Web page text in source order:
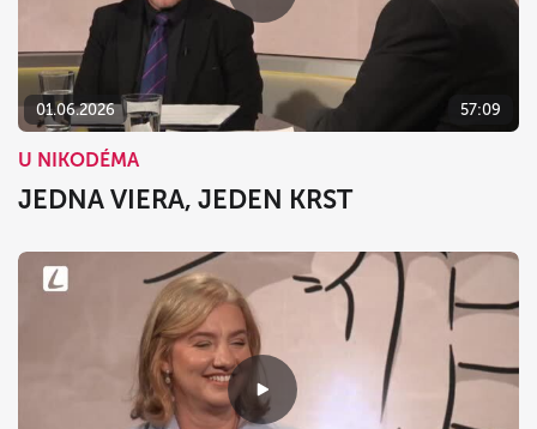
01.06.2026 57:09
U NIKODÉMA
JEDNA VIERA, JEDEN KRST